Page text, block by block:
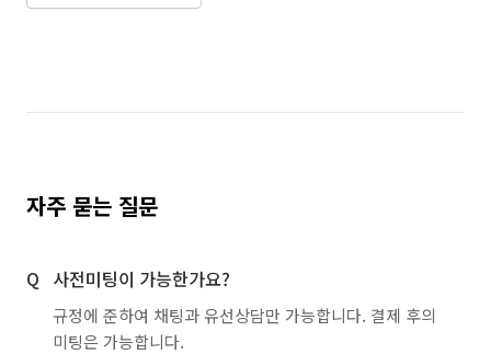
자주 묻는 질문
사전미팅이 가능한가요?
규정에 준하여 채팅과 유선상담만 가능합니다. 결제 후의
미팅은 가능합니다.